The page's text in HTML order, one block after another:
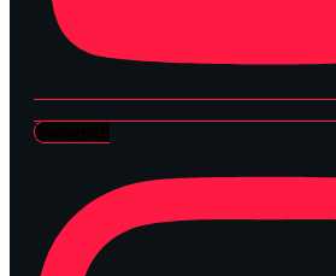
Instagram